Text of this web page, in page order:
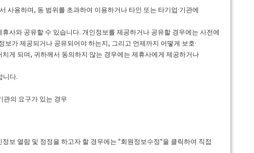
사용하며, 동 범위를 초과하여 이용하거나 타인 또는 타기업·기관에
사와 공유할 수 있습니다. 개인정보를 제공하거나 공유할 경우에는 사전에
가 제공되거나 공유되어야 하는지, 그리고 언제까지 어떻게 보호·
게 되며, 귀하께서 동의하지 않는 경우에는 제휴사에게 제공하거나
니다.
관의 요구가 있는 경우
보 열람 및 정정을 하고자 할 경우에는 "회원정보수정"을 클릭하여 직접